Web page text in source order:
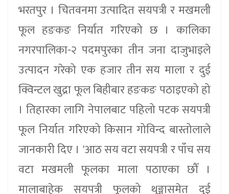
भरतपुर । चितवनमा उत्पादित सयपत्री र मखमली
फूल हङकङ निर्यात गरिएको छ । कालिका
नगरपालिका-२ पदमपुरका तीन जना दाजुभाइले
उत्पादन गरेको एक हजार तीन सय माला र दुई
क्विन्टल खुद्रा फूल बिहीबार हङकङ पठाइएको हो
। तिहारका लागि नेपालबाट पहिलो पटक सयपत्री
फूल निर्यात गरिएको किसान गोविन्द बास्तोलाले
जानकारी दिए । 'आठ सय वटा सयपत्री र पाँच सय
वटा मखमली फूलका माला पठाएका छौँ ।
मालाबाहेक सयपत्री फूलको थुङ्गासमेत दुई